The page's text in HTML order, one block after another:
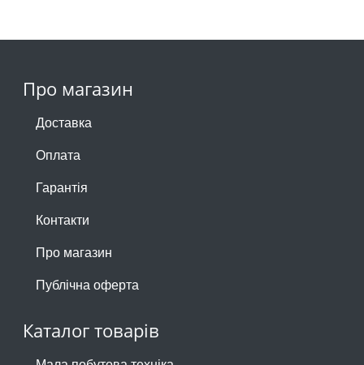
Про магазин
Доставка
Оплата
Гарантія
Контакти
Про магазин
Публічна оферта
Каталог товарів